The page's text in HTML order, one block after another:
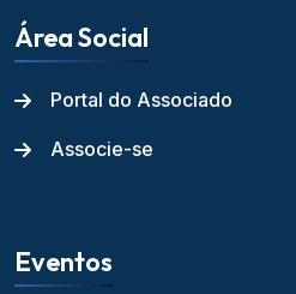
Área Social
Portal do Associado
Associe-se
Eventos